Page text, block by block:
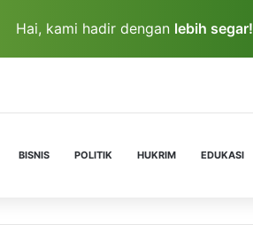
Hai, kami hadir dengan lebih segar!
BISNIS POLITIK HUKRIM EDUKASI